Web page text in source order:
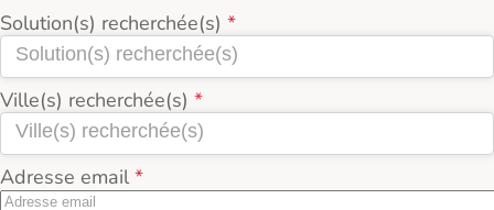
Solution(s) recherchée(s)
Ville(s) recherchée(s)
Adresse email